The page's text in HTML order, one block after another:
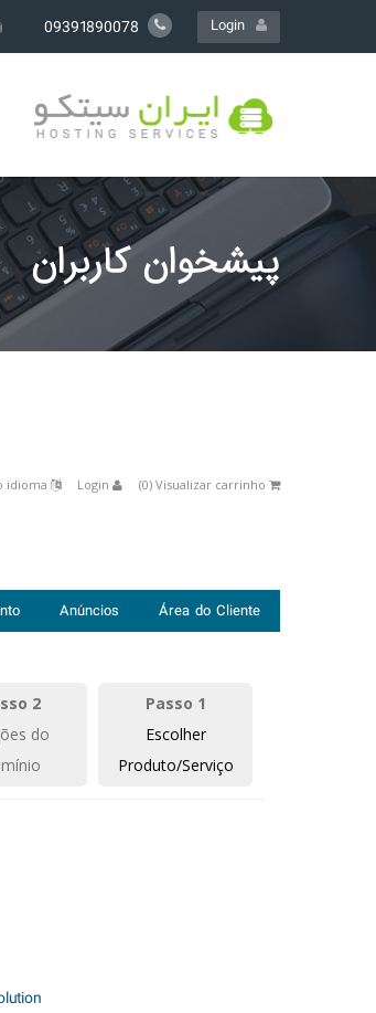
پیشخوان کاربران
Visualizar carrinho (
0
)
Área do Cliente
Anúncios
Passo 1
Escolher
Produto/Serviço
2
do